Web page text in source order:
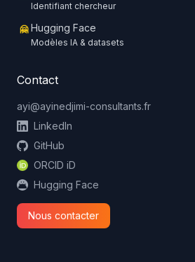
Identifiant chercheur
🤗 Hugging Face
Modèles IA & datasets
Contact
ayi@ayinedjimi-consultants.fr
LinkedIn
GitHub
ORCID iD
Hugging Face
Nous contacter